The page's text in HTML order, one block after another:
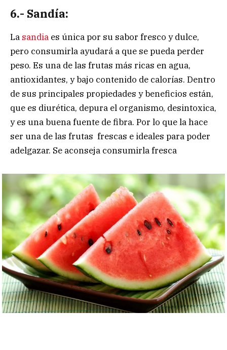
6.- Sandía:
La sandia es única por su sabor fresco y dulce,
pero consumirla ayudará a que se pueda perder
peso. Es una de las frutas más ricas en agua,
antioxidantes, y bajo contenido de calorías. Dentro
de sus principales propiedades y beneficios están,
que es diurética, depura el organismo, desintoxica,
y es una buena fuente de fibra. Por lo que la hace
ser una de las frutas frescas e ideales para poder
adelgazar. Se aconseja consumirla fresca